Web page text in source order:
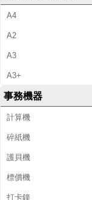
A4
A2
A3
A3+
事務機器
計算機
碎紙機
護貝機
標價機
打卡鐘